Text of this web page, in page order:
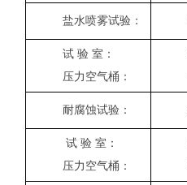
盐水喷雾试验：
试 验 室：
压力空气桶：
耐腐蚀试验：
试 验 室：
压力空气桶：